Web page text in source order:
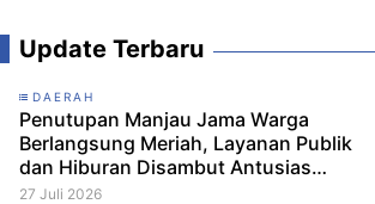
Update Terbaru
DAERAH
Penutupan Manjau Jama Warga
Berlangsung Meriah, Layanan Publik
dan Hiburan Disambut Antusias
Masyarakat
27 Juli 2026